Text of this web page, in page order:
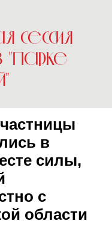
сессия
"Парке
в
силы,
с
области